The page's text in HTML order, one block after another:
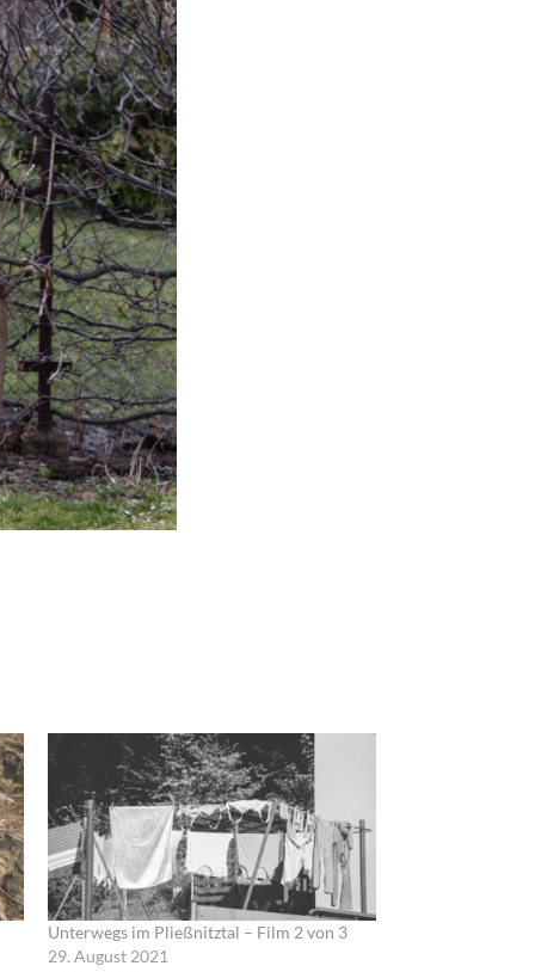
Unterwegs im Pließnitztal – Film 2 von 3
29. August 2021